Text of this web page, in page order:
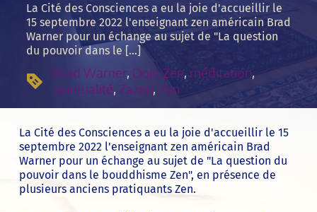
La Cité des Consciences a eu la joie d'accueillir le
15 septembre 2022 l'enseignant zen américain Brad
Warner pour un échange au sujet de "La question
du pouvoir dans le […]
Brad Warner, Dojo Zen, méditation,
spiritualité, Zazen, Zen
La Cité des Consciences a eu la joie d'accueillir le 15
septembre 2022 l'enseignant zen américain Brad
Warner pour un échange au sujet de "La question du
pouvoir dans le bouddhisme Zen", en présence de
plusieurs anciens pratiquants Zen.